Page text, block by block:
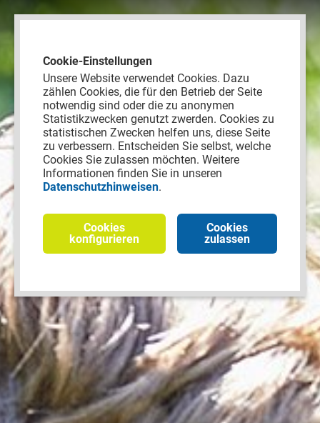
Trägerverbund
Cookie-Einstellungen
Unsere Website verwendet Cookies. Dazu
zählen Cookies, die für den Betrieb der Seite
notwendig sind oder die zu anonymen
Statistikzwecken genutzt zwerden. Cookies zu
statistischen Zwecken helfen uns, diese Seite
zu verbessern. Entscheiden Sie selbst, welche
Cookies Sie zulassen möchten. Weitere
Informationen finden Sie in unseren
Datenschutzhinweisen.
Cookies
konfigurieren
Cookies
zulassen